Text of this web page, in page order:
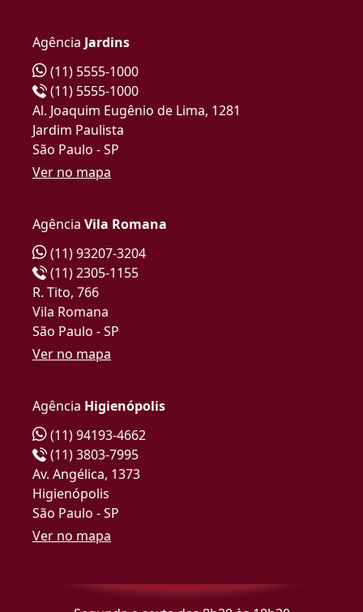
Agência Jardins
(11) 5555-1000
(11) 5555-1000
Al. Joaquim Eugênio de Lima, 1281
Jardim Paulista
São Paulo - SP
Ver no mapa
Agência Vila Romana
(11) 93207-3204
(11) 2305-1155
R. Tito, 766
Vila Romana
São Paulo - SP
Ver no mapa
Agência Higienópolis
(11) 94193-4662
(11) 3803-7995
Av. Angélica, 1373
Higienópolis
São Paulo - SP
Ver no mapa